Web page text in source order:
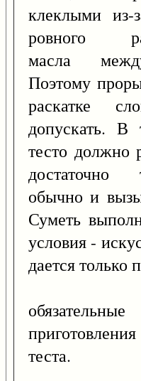
клеклыми из-
ровного
масла
Поэтому
раскатке
допускать.
тесто должно
обычно и
Суметь
условия -
дается только
теста.